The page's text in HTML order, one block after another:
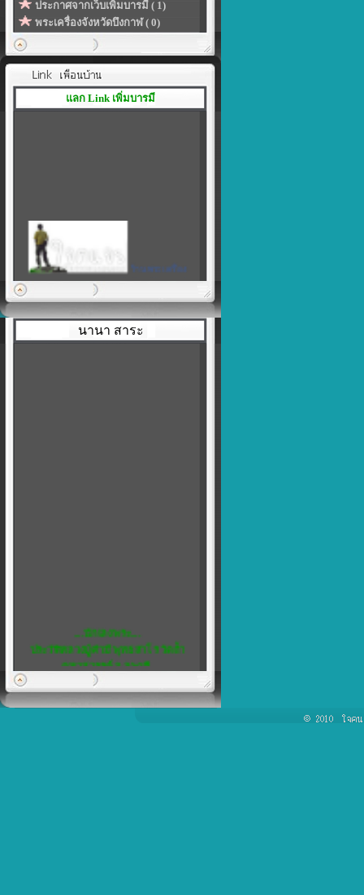
ประกาศจากเว็บเพิ่มบารมี ( 1)
พระเครื่องจังหวัดบึงกาฬ ( 0)
แลก Link เพิ่มบารมี
ร้านพระเครื่อง
เป็นตัวคุณเอง
นานา สาระ
....นักเลงพระ....
ประวัติหลวงปู่คำมี พุทธสาโร วัดถ้ำ
คูหาสวรรค์ จ.ลพบุรี
พิเศษ...5
เชิญชวน สมาชิกทุกท่าน แสดงความ
คิดเห็น ได้ที่ เว็บบอร์ด ครับ